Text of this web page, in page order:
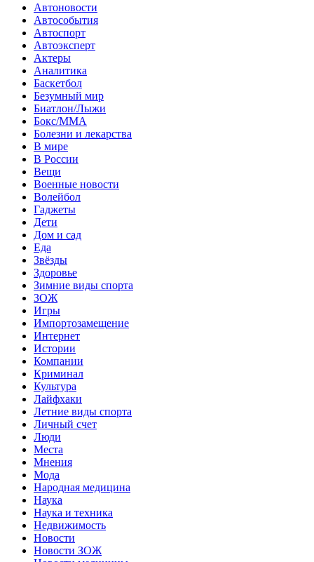
Автоновости
Автособытия
Автоспорт
Автоэксперт
Актеры
Аналитика
Баскетбол
Безумный мир
Биатлон/Лыжи
Бокс/MMA
Болезни и лекарства
В мире
В России
Вещи
Военные новости
Волейбол
Гаджеты
Дети
Дом и сад
Еда
Звёзды
Здоровье
Зимние виды спорта
ЗОЖ
Игры
Импортозамещение
Интернет
Истории
Компании
Криминал
Культура
Лайфхаки
Летние виды спорта
Личный счет
Люди
Места
Мнения
Мода
Народная медицина
Наука
Наука и техника
Недвижимость
Новости
Новости ЗОЖ